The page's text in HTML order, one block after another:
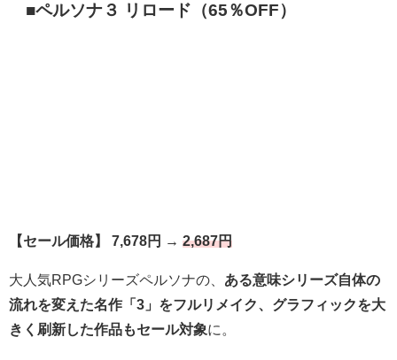
■ペルソナ３ リロード（65％OFF）
【セール価格】 7,678円 → 2,687円
大人気RPGシリーズペルソナの、 ある意味シリーズ自体の
流れを変えた名作「3」をフルリメイク、グラフィックを大
きく刷新した作品もセール対象に。